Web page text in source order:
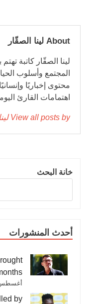
About لينا الصقّار
لينا الصقّار كاتبة تهتم
المجتمع وأسلوب
محتوى إخباريًا
اهتمامات القارئ
View all posts by لينا الصقّار →
خانة البحث
أحدث المنشورات
أغسطس 10,
by